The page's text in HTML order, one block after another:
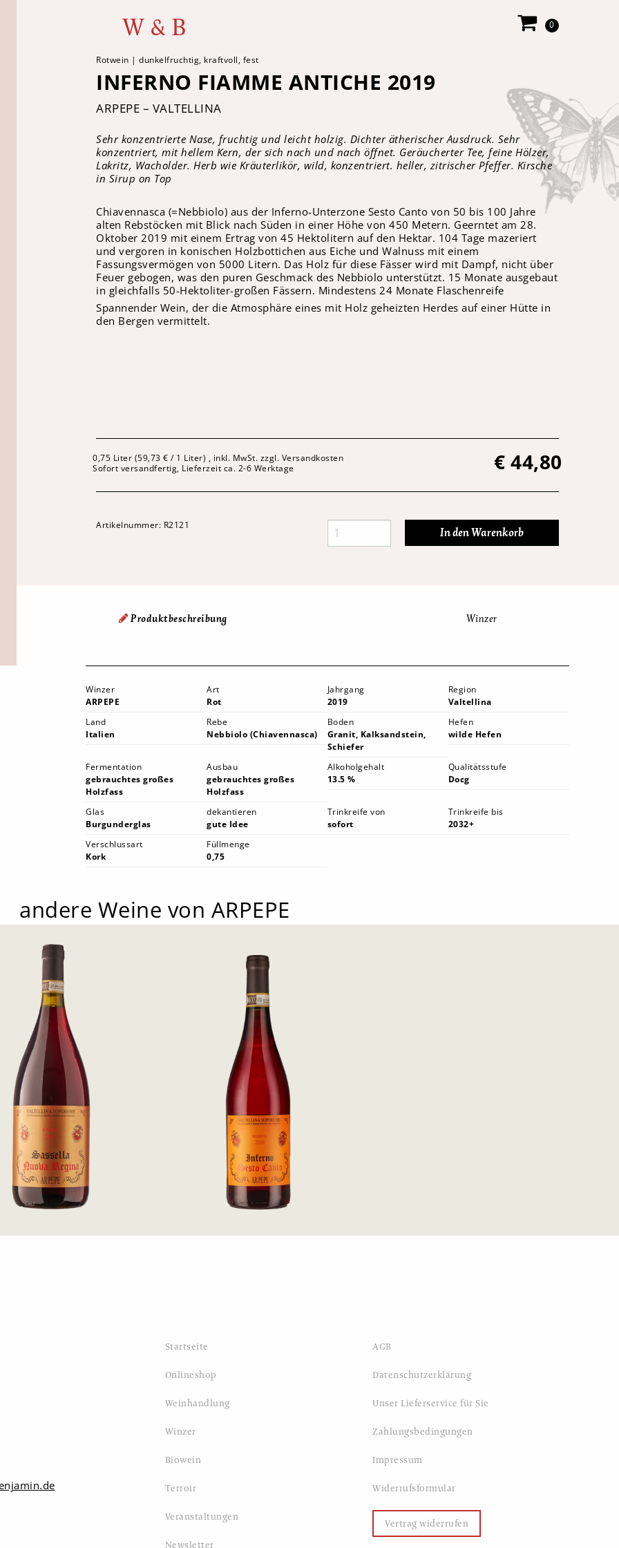
0
W & B
Rotwein | dunkelfruchtig, kraftvoll, fest
INFERNO FIAMME ANTICHE 2019
ARPEPE – VALTELLINA
Sehr konzentrierte Nase, fruchtig und leicht holzig. Dichter ätherischer Ausdruck. Sehr
konzentriert, mit hellem Kern, der sich nach und nach öffnet. Geräucherter Tee, feine Hölzer,
Lakritz, Wacholder. Herb wie Kräuterlikör, wild, konzentriert. heller, zitrischer Pfeffer. Kirsche
in Sirup on Top
Chiavennasca (=Nebbiolo) aus der Inferno-Unterzone Sesto Canto von 50 bis 100 Jahre
alten Rebstöcken mit Blick nach Süden in einer Höhe von 450 Metern. Geerntet am 28.
Oktober 2019 mit einem Ertrag von 45 Hektolitern auf den Hektar. 104 Tage mazeriert
und vergoren in konischen Holzbottichen aus Eiche und Walnuss mit einem
Fassungsvermögen von 5000 Litern. Das Holz für diese Fässer wird mit Dampf, nicht über
Feuer gebogen, was den puren Geschmack des Nebbiolo unterstützt. 15 Monate ausgebaut
in gleichfalls 50-Hektoliter-großen Fässern. Mindestens 24 Monate Flaschenreife
Spannender Wein, der die Atmosphäre eines mit Holz geheizten Herdes auf einer Hütte in
den Bergen vermittelt.
0,75 Liter (59,73 € / 1 Liter) , inkl. MwSt. zzgl. Versandkosten
Sofort versandfertig, Lieferzeit ca. 2-6 Werktage
€ 44,80
Artikelnummer: R2121
Produktbeschreibung Winzer
Winzer
ARPEPE
Art
Rot
Jahrgang
2019
Region
Valtellina
Land
Italien
Rebe
Nebbiolo (Chiavennasca)
Boden
Granit, Kalksandstein,
Schiefer
Hefen
wilde Hefen
Fermentation
gebrauchtes großes
Holzfass
Ausbau
gebrauchtes großes
Holzfass
Alkoholgehalt
13.5 %
Qualitätsstufe
Docg
Glas
Burgunderglas
dekantieren
gute Idee
Trinkreife von
sofort
Trinkreife bis
2032+
Verschlussart
Kork
Füllmenge
0,75
andere Weine von ARPEPE
Startseite
Onlineshop
Weinhandlung
Winzer
Biowein
Terroir
Veranstaltungen
Newsletter
AGB
Datenschutzerklärung
Unser Lieferservice für Sie
Zahlungsbedingungen
Impressum
Widerrufsformular
Vertrag widerrufen